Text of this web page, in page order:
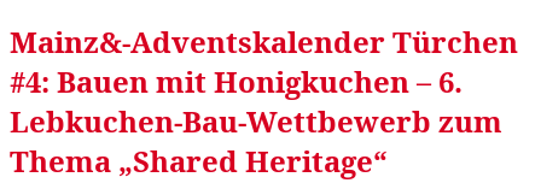
Mainz&-Adventskalender Türchen
#4: Bauen mit Honigkuchen – 6.
Lebkuchen-Bau-Wettbewerb zum
Thema „Shared Heritage“